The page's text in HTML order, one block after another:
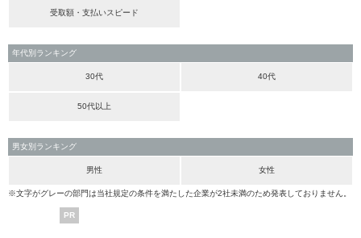
受取額・支払いスピード
年代別ランキング
30代 40代
50代以上
男女別ランキング
男性 女性
※文字がグレーの部門は当社規定の条件を満たした企業が2社未満のため発表しておりません。
PR